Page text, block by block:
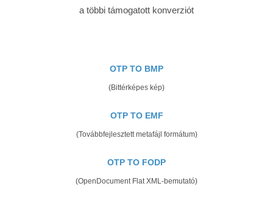
a többi támogatott konverziót
OTP TO BMP
(Bittérképes kép)
OTP TO EMF
(Továbbfejlesztett metafájl formátum)
OTP TO FODP
(OpenDocument Flat XML-bemutató)